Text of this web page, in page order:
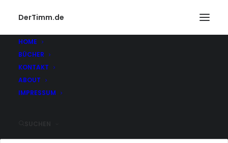
DerTimm.de
HOME
BÜCHER
KONTAKT
ABOUT
IMPRESSUM